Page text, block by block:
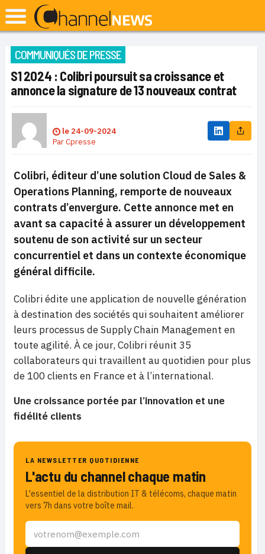
COMMUNIQUÉS DE PRESSE
S1 2024 : Colibri poursuit sa croissance et
annonce la signature de 13 nouveaux contrat
le 24-09-2024
ParCpresse
Colibri, éditeur d’une solution Cloud de Sales &
Operations Planning, remporte de nouveaux
contrats d’envergure. Cette annonce met en
avant sa capacité à assurer un développement
soutenu de son activité sur un secteur
concurrentiel et dans un contexte économique
général difficile.
Colibri édite une application de nouvelle génération
à destination des sociétés qui souhaitent améliorer
leurs processus de Supply Chain Management en
toute agilité. À ce jour, Colibri réunit 35
collaborateurs qui travaillent au quotidien pour plus
de 100 clients en France et à l’international.
Une croissance portée par l’innovation et une
fidélité clients
LA NEWSLETTER QUOTIDIENNE
L'actu du channel chaque matin
L'essentiel de la distribution IT & télécoms, chaque matin
vers 7h dans votre boîte mail.